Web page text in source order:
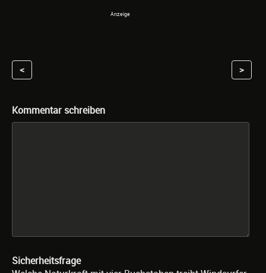
< >
Kommentar schreiben
Sicherheitsfrage